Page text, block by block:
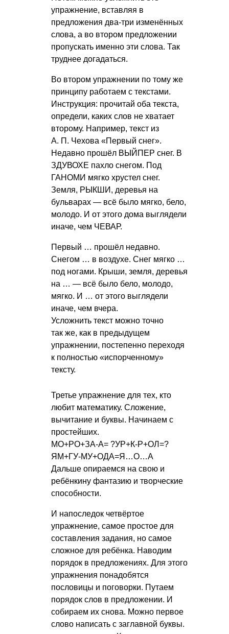
упражнение, вставляя в
предложения два-три изменённых
слова, а во втором предложении
пропускать именно эти слова. Так
труднее догадаться.
Во втором упражнении по тому же
принципу работаем с текстами.
Инструкция: прочитай оба текста,
определи, каких слов не хватает
второму. Например, текст из
А. П. Чехова «Первый снег».
Недавно прошёл ВЫЙПЕР снег. В
ЗДУВОХЕ пахло снегом. Под
ГАНОМИ мягко хрустел снег.
Земля, РЫКШИ, деревья на
бульварах — всё было мягко, бело,
молодо. И от этого дома выглядели
иначе, чем ЧЕВАР.
Первый … прошёл недавно.
Снегом … в воздухе. Снег мягко …
под ногами. Крыши, земля, деревья
на … — всё было бело, молодо,
мягко. И … от этого выглядели
иначе, чем вчера.
Усложнить текст можно точно
так же, как в предыдущем
упражнении, постепенно переходя
к полностью «испорченному»
тексту.
Третье упражнение для тех, кто
любит математику. Сложение,
вычитание и буквы. Начинаем с
простейших.
МО+РО+ЗА-А= ?УР+К-Р+ОЛ=?
ЯМ+ГУ-МУ+ОДА=Я…О…А
Дальше опираемся на свою и
ребёнкину фантазию и творческие
способности.
И напоследок четвёртое
упражнение, самое простое для
составления задания, но самое
сложное для ребёнка. Наводим
порядок в предложениях. Для этого
упражнения понадобятся
пословицы и поговорки. Путаем
порядок слов в предложении. И
собираем их снова. Можно первое
слово написать с заглавной буквы.